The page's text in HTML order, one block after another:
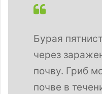
Бурая
через
почву. Гриб
почве в